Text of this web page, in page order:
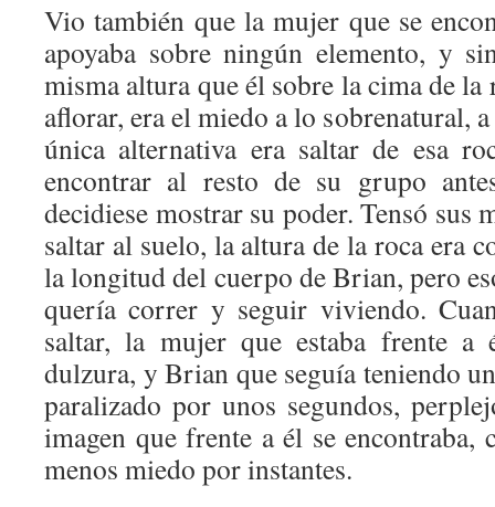
Vio también que la mujer que se
apoyaba sobre ningún elemento, y
misma altura que él sobre la cima de
aflorar, era el miedo a lo sobrenatural,
única alternativa era saltar de esa
encontrar al resto de su grupo
decidiese mostrar su poder. Tensó sus
saltar al suelo, la altura de la roca era
la longitud del cuerpo de Brian, pero
quería correr y seguir viviendo.
saltar, la mujer que estaba frente a
dulzura, y Brian que seguía teniendo
paralizado por unos segundos,
imagen que frente a él se encontraba,
menos miedo por instantes.